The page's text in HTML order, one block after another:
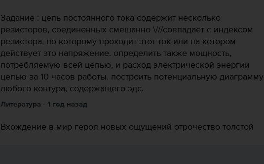
Задание : цепь постоянного тока содержит несколько
резисторов, соединенных смешанно \///совпадает с индексом
резистора, по которому проходит этот ток или на котором
действует это напряжение. определить также мощность,
потребляемую всей цепью, и расход электрической энергии
цепью за 10 часов работы. построить потенциальную диаграмму
любого контура, содержащего эдс.
Литература - 1 год назад
Вхождение в мир героя новых ощущений отрочество толстой